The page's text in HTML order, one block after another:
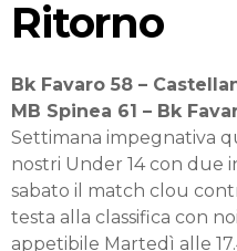
Ritorno
Bk Favaro 58 –
MB Spinea 61 – Bk
Settimana impegnativa
nostri Under 14 con due
sabato il match clou
testa alla classifica con
appetibile Martedì alle